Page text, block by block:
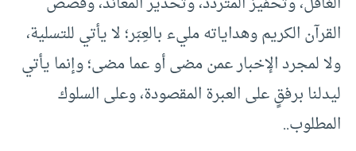
القرآن الكريم وهداياته مليء بالعِبَر؛ لا يأتي للتسلية،
ولا لمجرد الإخبار عمن مضى أو عما مضى؛ وإنما يأتي
ليدلنا برفقٍ على العبرة المقصودة، وعلى السلوك
المطلوب..